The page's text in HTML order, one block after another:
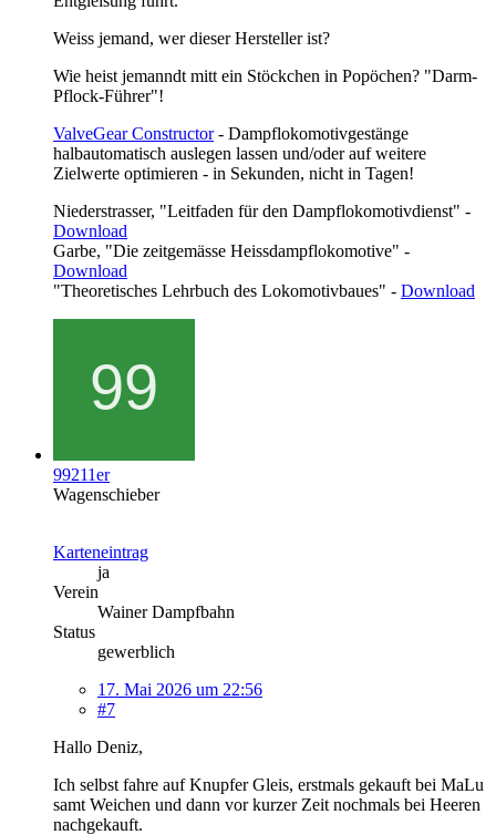
Weiss jemand, wer dieser Hersteller ist?
Wie heist jemanndt mitt ein Stöckchen in Popöchen? "Darm-
Pflock-Führer"!
ValveGear Constructor- Dampflokomotivgestänge
halbautomatisch auslegen lassen und/oder auf weitere
Zielwerte optimieren - in Sekunden, nicht in Tagen!
Niederstrasser, "Leitfaden für den Dampflokomotivdienst" -
Download
Garbe, "Die zeitgemässe Heissdampflokomotive" -
Download
"Theoretisches Lehrbuch des Lokomotivbaues" - Download
99211er
Wagenschieber
Karteneintrag
ja
Verein
Wainer Dampfbahn
Status
gewerblich
17. Mai 2026 um 22:56
#7
Hallo Deniz,
Ich selbst fahre auf Knupfer Gleis, erstmals gekauft bei MaLu
samt Weichen und dann vor kurzer Zeit nochmals bei Heeren
nachgekauft.